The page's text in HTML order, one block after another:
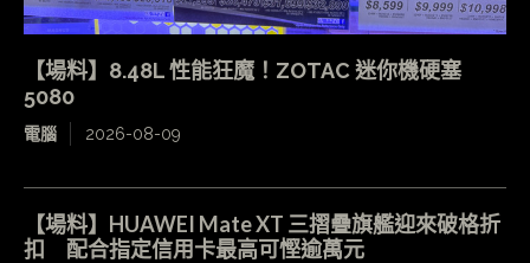
【場料】8.48L 性能狂魔！ZOTAC 迷你機硬塞
5080
電腦 2026-08-09
【場料】HUAWEI Mate XT 三摺疊旗艦迎來破格折
扣 配合指定信用卡最高可慳逾萬元